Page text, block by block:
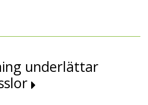
underlättar